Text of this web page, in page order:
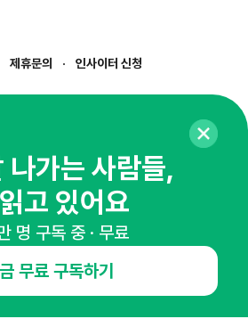
제휴문의
인사이터 신청
645번길 16
성남-1023
나가는 사람들,
고 있어요
명 구독 중 · 무료
무료 구독하기